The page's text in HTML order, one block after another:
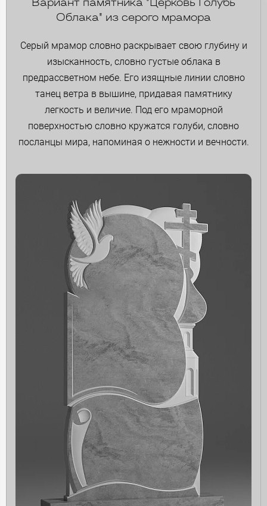
Вариант памятника "Церковь Голубь
Облака" из серого мрамора
Серый мрамор словно раскрывает свою глубину и
изысканность, словно густые облака в
предрассветном небе. Его изящные линии словно
танец ветра в вышине, придавая памятнику
легкость и величие. Под его мраморной
поверхностью словно кружатся голуби, словно
посланцы мира, напоминая о нежности и вечности.